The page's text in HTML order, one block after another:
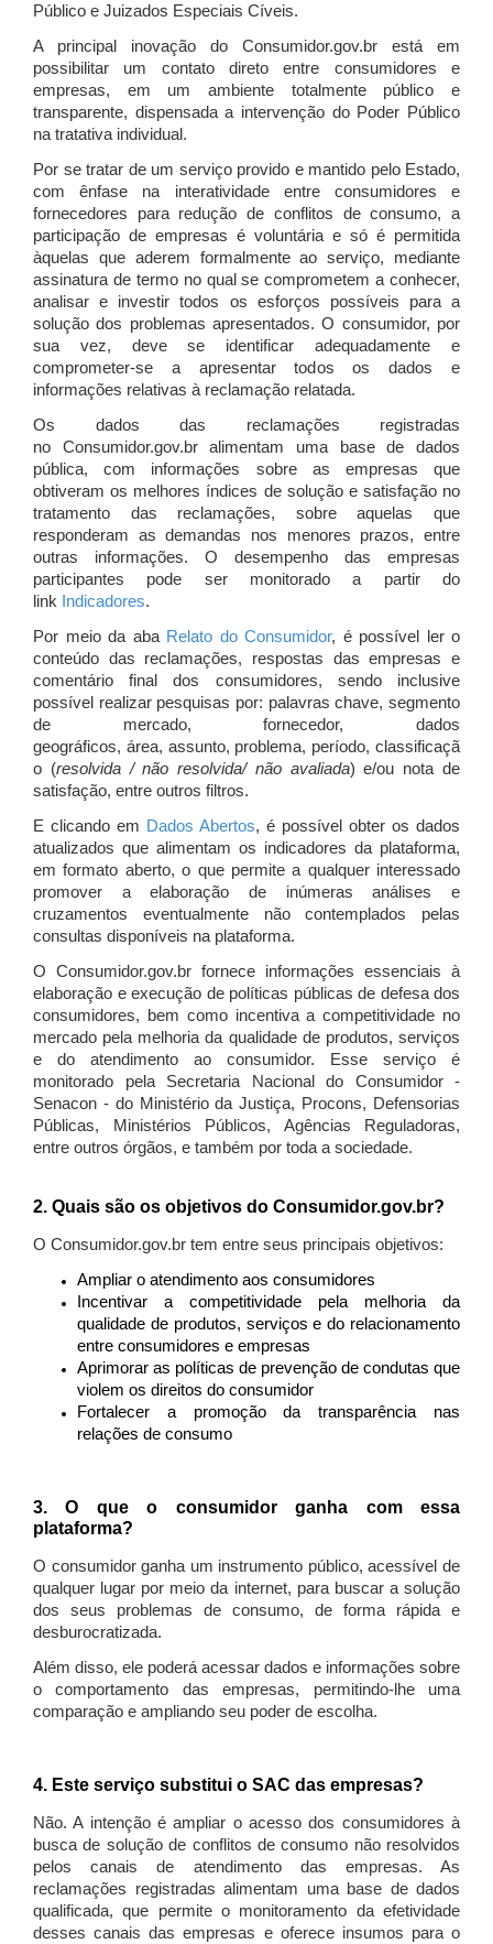
Público e Juizados Especiais Cíveis.
A principal inovação do Consumidor.gov.br está em
possibilitar um contato direto entre consumidores e
empresas, em um ambiente totalmente público e
transparente, dispensada a intervenção do Poder Público
na tratativa individual.
Por se tratar de um serviço provido e mantido pelo Estado,
com ênfase na interatividade entre consumidores e
fornecedores para redução de conflitos de consumo, a
participação de empresas é voluntária e só é permitida
àquelas que aderem formalmente ao serviço, mediante
assinatura de termo no qual se comprometem a conhecer,
analisar e investir todos os esforços possíveis para a
solução dos problemas apresentados. O consumidor, por
sua vez, deve se identificar adequadamente e
comprometer-se a apresentar todos os dados e
informações relativas à reclamação relatada.
Os dados das reclamações registradas
no Consumidor.gov.br alimentam uma base de dados
pública, com informações sobre as empresas que
obtiveram os melhores índices de solução e satisfação no
tratamento das reclamações, sobre aquelas que
responderam as demandas nos menores prazos, entre
outras informações. O desempenho das empresas
participantes pode ser monitorado a partir do
link Indicadores.
Por meio da aba Relato do Consumidor, é possível ler o
conteúdo das reclamações, respostas das empresas e
comentário final dos consumidores, sendo inclusive
possível realizar pesquisas por: palavras chave, segmento
de mercado, fornecedor, dados
geográficos, área, assunto, problema, período, classificaçã
o (resolvida / não resolvida/ não avaliada) e/ou nota de
satisfação, entre outros filtros.
E clicando em Dados Abertos, é possível obter os dados
atualizados que alimentam os indicadores da plataforma,
em formato aberto, o que permite a qualquer interessado
promover a elaboração de inúmeras análises e
cruzamentos eventualmente não contemplados pelas
consultas disponíveis na plataforma.
O Consumidor.gov.br fornece informações essenciais à
elaboração e execução de políticas públicas de defesa dos
consumidores, bem como incentiva a competitividade no
mercado pela melhoria da qualidade de produtos, serviços
e do atendimento ao consumidor. Esse serviço é
monitorado pela Secretaria Nacional do Consumidor -
Senacon - do Ministério da Justiça, Procons, Defensorias
Públicas, Ministérios Públicos, Agências Reguladoras,
entre outros órgãos, e também por toda a sociedade.
2. Quais são os objetivos do Consumidor.gov.br?
O Consumidor.gov.br tem entre seus principais objetivos:
Ampliar o atendimento aos consumidores
Incentivar a competitividade pela melhoria da
qualidade de produtos, serviços e do relacionamento
entre consumidores e empresas
Aprimorar as políticas de prevenção de condutas que
violem os direitos do consumidor
Fortalecer a promoção da transparência nas
relações de consumo
3. O que o consumidor ganha com essa
plataforma?
O consumidor ganha um instrumento público, acessível de
qualquer lugar por meio da internet, para buscar a solução
dos seus problemas de consumo, de forma rápida e
desburocratizada.
Além disso, ele poderá acessar dados e informações sobre
o comportamento das empresas, permitindo-lhe uma
comparação e ampliando seu poder de escolha.
4. Este serviço substitui o SAC das empresas?
Não. A intenção é ampliar o acesso dos consumidores à
busca de solução de conflitos de consumo não resolvidos
pelos canais de atendimento das empresas. As
reclamações registradas alimentam uma base de dados
qualificada, que permite o monitoramento da efetividade
desses canais das empresas e oferece insumos para o